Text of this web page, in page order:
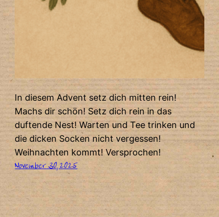
In diesem Advent setz dich mitten rein!
Machs dir schön! Setz dich rein in das
duftende Nest! Warten und Tee trinken und
die dicken Socken nicht vergessen!
Weihnachten kommt! Versprochen!
November 30, 2025